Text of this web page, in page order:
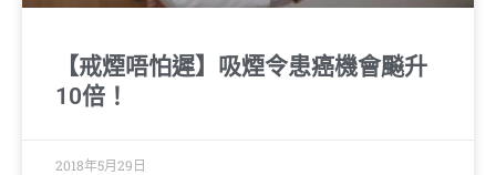
【戒煙唔怕遲】吸煙令患癌機會飈升
10倍！
2018年5月29日